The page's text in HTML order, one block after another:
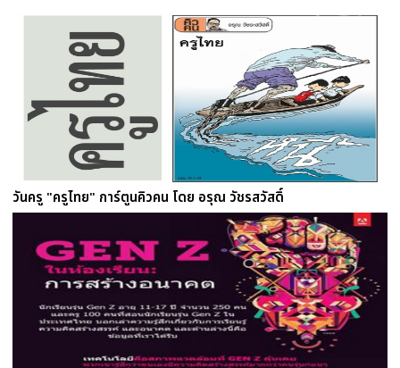
วันครู "ครูไทย" การ์ตูนคิวคน โดย อรุณ วัชรสวัสดิ์